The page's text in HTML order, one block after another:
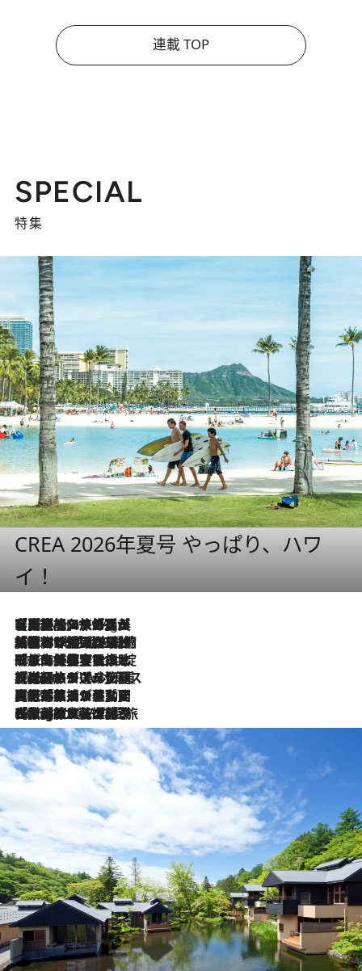
連載 TOP
SPECIAL
特集
CREA 2026年夏号 やっぱり、ハワ
イ！
46 Minutes Ago
【厳選旅コスメ】「多機能アイテムがメイン！」旅好き美容エディターが選んだ夏旅ベストコスメを発表【Mサイズジップ】
2026.8.6
「荷物が増えるほど旅ストレスは増す」美容ジャーナリストがたどり着いた最終結論。“化粧品を劇的に減らす”感動の凝縮美容とは
2026.8.6
「旅先には金髪ウィッグを持参」日本と同じメイクでは損してる!? 美容ジャーナリストが提案する“掟破りの旅美容”とは
2026.8.6
【厳選旅コスメ】「身軽さ＆UV対策重視！」ヘアアーティストshucoが選んだ夏旅ベストコスメを発表【Mサイズジップ】
2026.8.5
【厳選旅コスメ】国内をあちこち移動する河井菜摘が選んだ夏旅ベストコスメ発表！「リラックスアイテムはマスト」【Mサイズジップ】
2026.8.4
【厳選旅コスメ】「紫外線＆乾燥対策しながらメイク感も！」ヘア＆メイクGeorgeが選んだ夏旅ベストコスメを発表！【Mサイズジップ】